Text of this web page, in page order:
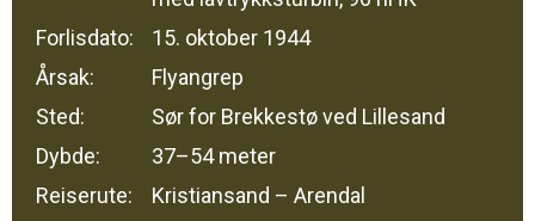
Forlisdato:
15. oktober 1944
Årsak:
Flyangrep
Sted:
Sør for Brekkestø ved Lillesand
Dybde:
37–54 meter
Reiserute:
Kristiansand – Arendal